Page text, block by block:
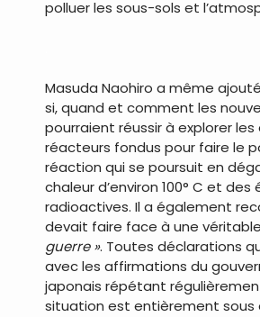
polluer les sous-sols et
Masuda Naohiro a même
si, quand et comment les
pourraient réussir à explorer les
réacteurs fondus pour faire le
réaction qui se poursuit en
chaleur d’environ 100° C et
radioactives. Il a également
devait faire face à une véritable
guerre ». Toutes déclarations
avec les affirmations du
japonais répétant
situation est entièrement sous